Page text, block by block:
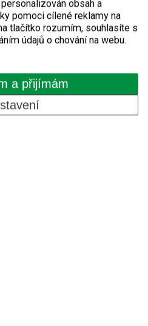
obsah a
pomoci cílené reklamy na
tlačítko rozumím, souhlasíte s
údajů o chování na webu.
a přijímám